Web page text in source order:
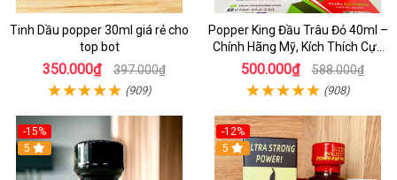
Tinh Dầu popper 30ml giá rẻ cho
top bot
350.000₫ 397.000₫
(909)
Popper King Đầu Trâu Đỏ 40ml –
Chính Hãng Mỹ, Kích Thích Cực
Mạnh Cho Top & Bot
500.000₫ 588.000₫
(908)
-15%
5
-12%
5